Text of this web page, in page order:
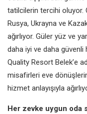
tatilcilerin tercihi oluyor.
Rusya, Ukrayna ve
ağırlıyor. Güler yüz ve
daha iyi ve daha güvenli
Quality Resort Belek’e
misafirleri eve
hizmet anlayışıyla
Her zevke uygun oda